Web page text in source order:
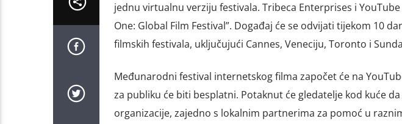
jednu virtualnu verziju festivala. Tribeca Enterprises i
One: Global Film Festival”. Događaj će se odvijati tijekom 10
filmskih festivala, uključujući Cannes, Veneciju, Toronto i
Međunarodni festival internetskog filma započet će na
za publiku će biti besplatni. Potaknut će gledatelje kod kuće
organizacije, zajedno s lokalnim partnerima za pomoć u